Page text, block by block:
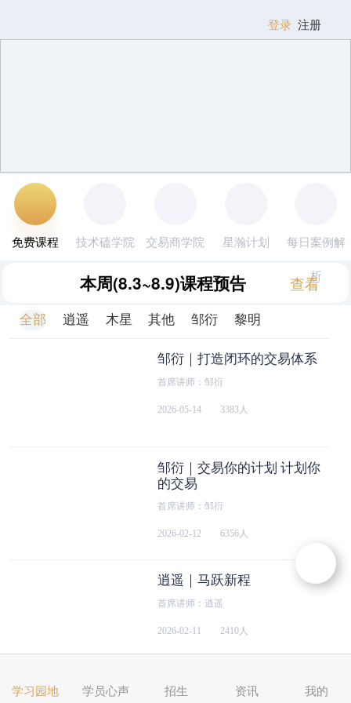
登录 注册
免费课程 技术磕学院 交易商学院 星瀚计划 每日案例解
析
本周(8.3~8.9)课程预告 查看
全部 逍遥 木星 其他 邹衍 黎明
邹衍｜打造闭环的交易体系
首席讲师：邹衍
2026-05-14 3383人
邹衍｜交易你的计划 计划你
的交易
首席讲师：邹衍
2026-02-12 6356人
逍遥｜马跃新程
首席讲师：逍遥
2026-02-11 2410人
邹衍｜拆解买点的核心逻辑
学习园地 学员心声 招生 资讯 我的